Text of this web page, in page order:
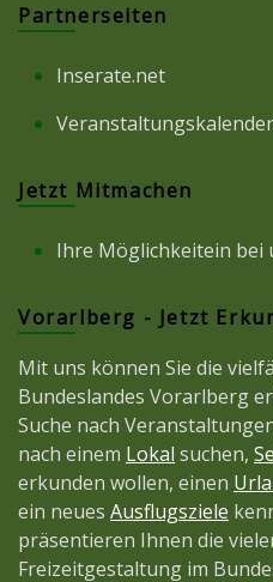
Partnerseiten
Inserate.net
Jetzt Mitmachen
Ihre Möglichkeitein bei
Vorarlberg - Jetzt
Mit uns können Sie die
Bundeslandes Vorarlberg
Suche nach
nach einem Lokal suchen,
erkunden wollen, einen
ein neues Ausflugsziele
präsentieren Ihnen die
Freizeitgestaltung im